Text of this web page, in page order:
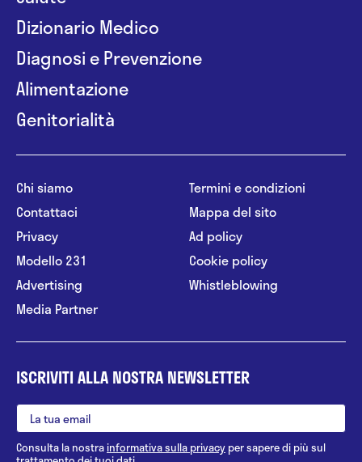
Dizionario Medico
Diagnosi e Prevenzione
Alimentazione
Genitorialità
Chi siamo
Contattaci
Privacy
Modello 231
Advertising
Media Partner
Termini e condizioni
Mappa del sito
Ad policy
Cookie policy
Whistleblowing
ISCRIVITI ALLA NOSTRA NEWSLETTER
Consulta la nostrainformativa sulla privacy per sapere di più sul